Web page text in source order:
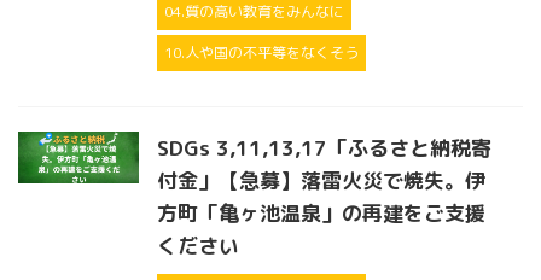
04.質の高い教育をみんなに
10.人や国の不平等をなくそう
SDGs 3,11,13,17「ふるさと納税寄
付金」【急募】落雷火災で焼失。伊
方町「亀ヶ池温泉」の再建をご支援
ください